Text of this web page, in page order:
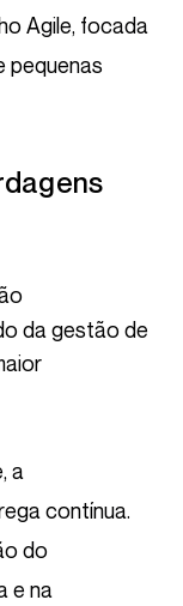
Agile, focada
pequenas
da gestão de
a
contínua.
do
e na